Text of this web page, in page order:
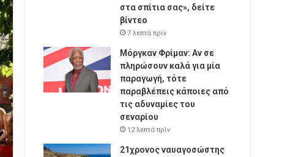
στα σπίτια σας», δείτε
βίντεο
7 λεπτά πρίν
Μόργκαν Φρίμαν: Αν σε
πληρώσουν καλά για μία
παραγωγή, τότε
παραβλέπεις κάποιες από
τις αδυναμίες του
σεναρίου
12 λεπτά πρίν
21χρονος ναυαγοσώστης